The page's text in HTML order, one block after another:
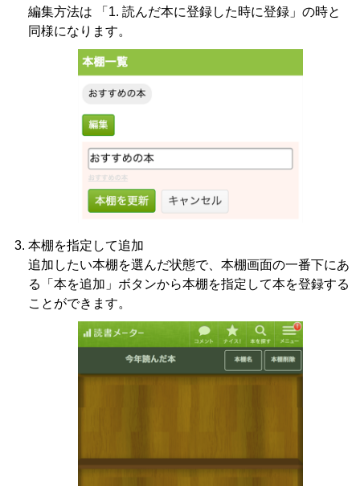
編集方法は 「1. 読んだ本に登録した時に登録」の時と
同様になります。
本棚を指定して追加
追加したい本棚を選んだ状態で、本棚画面の一番下にあ
る「本を追加」ボタンから本棚を指定して本を登録する
ことができます。